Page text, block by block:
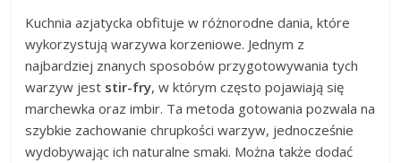
Kuchnia azjatycka obfituje w różnorodne dania, które
wykorzystują warzywa korzeniowe. Jednym z
najbardziej znanych sposobów przygotowywania tych
warzyw jest stir-fry, w którym często pojawiają się
marchewka oraz imbir. Ta metoda gotowania pozwala na
szybkie zachowanie chrupkości warzyw, jednocześnie
wydobywając ich naturalne smaki. Można także dodać